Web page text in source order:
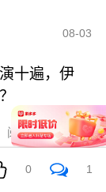
08-03
十遍，伊
阅读 5379
高课卷土重
0 1